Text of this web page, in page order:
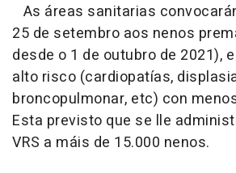
As áreas sanitarias
25 de setembro aos nenos
desde o 1 de outubro de 2021),
alto risco (cardiopatías,
broncopulmonar, etc) con
Esta previsto que se lle
VRS a máis de 15.000 nenos.